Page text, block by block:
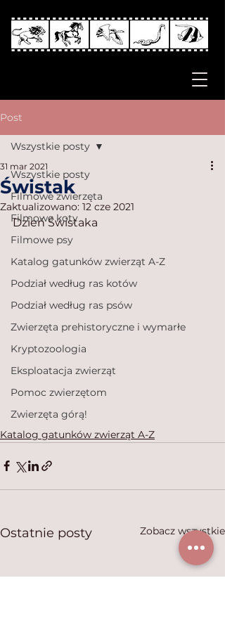
Post
Wszystkie posty
Filmowe zwierzęta
Filmowe koty
Filmowe psy
Katalog gatunków zwierząt A-Z
Podział według ras kotów
Podział według ras psów
Zwierzęta prehistoryczne i wymarłe
Kryptozoologia
Eksploatacja zwierząt
Pomoc zwierzętom
Zwierzęta górą!
Wszystkie posty
Świstak
31 mar 2021
Zaktualizowano: 12 cze 2021
Dzień Świstaka
Katalog gatunków zwierząt A-Z
Ostatnie posty Zobacz wszystkie